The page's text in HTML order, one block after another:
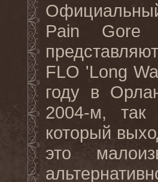
Pain Gore
FLO 'Long
году в
2004-м,
который
это